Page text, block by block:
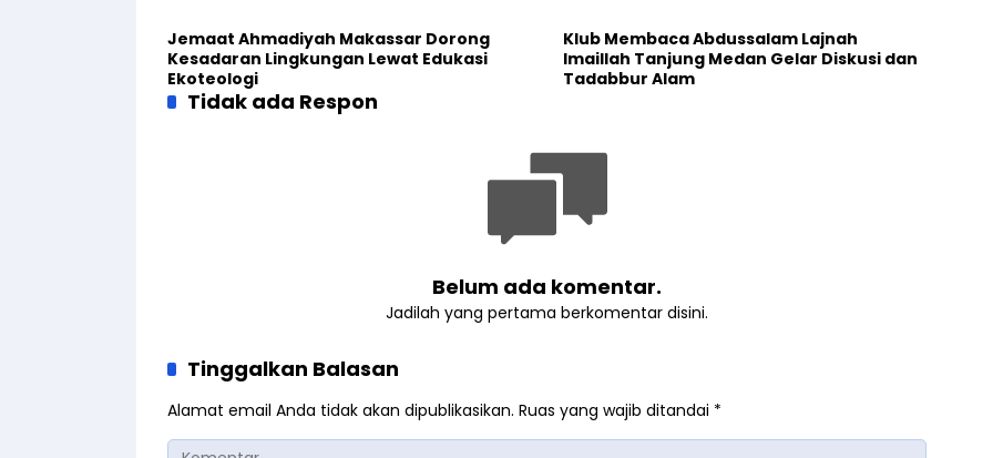
Jemaat Ahmadiyah Makassar Dorong
Kesadaran Lingkungan Lewat Edukasi
Ekoteologi
Klub Membaca Abdussalam Lajnah
Imaillah Tanjung Medan Gelar Diskusi dan
Tadabbur Alam
Tidak ada Respon
Belum ada komentar.
Jadilah yang pertama berkomentar disini.
Tinggalkan Balasan
Alamat email Anda tidak akan dipublikasikan. Ruas yang wajib ditandai *